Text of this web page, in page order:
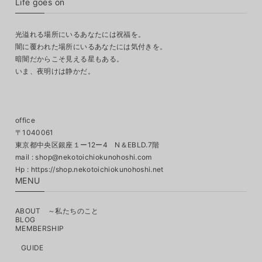
Life goes on
光溢れる場所にいるあなたには祝福を。
闇に覆われた場所にいるあなたには気付きを。
暗闇だからこそ見える星もある。
いま、夜明けは静かだ。
office
〒1040061
東京都中央区銀座１ー12ー4 N＆EBLD.7階
mail : shop@nekotoichiokunohoshi.com
MENU
ABOUT ～私たちのこと
BLOG
MEMBERSHIP
GUIDE